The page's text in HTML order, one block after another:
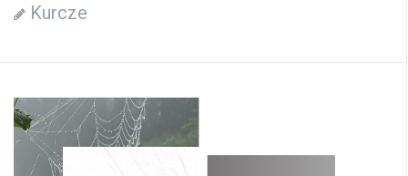
Kurcze